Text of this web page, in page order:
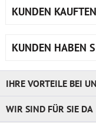
KUNDEN
KUNDEN HABEN
IHRE VORTEILE BEI
WIR SIND FÜR SIE DA